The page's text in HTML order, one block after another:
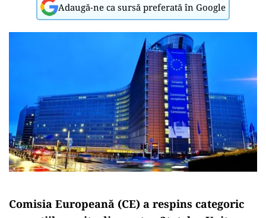
Adaugă-ne ca sursă preferată în Google
Comisia Europeană (CE) a respins categoric